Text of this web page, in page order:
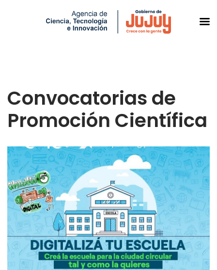
contenido
Convocatorias de
Promoción Científica